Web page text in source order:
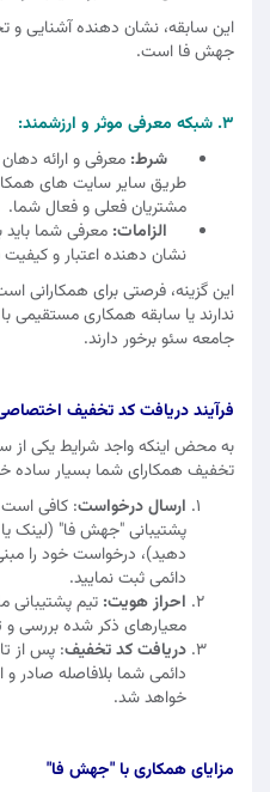
این سابقه، نشان‌ دهنده آشنایی و
جهش فا است.
3. شبکه معرفی موثر و ارزشمند:
شرط:
طریق سایر سایت‌ های
مشتریان فعلی و فعال شما.
الزامات: معرفی شما
نشان‌ دهنده اعتبار و
این گزینه، فرصتی برای
ندارند یا سابقه همکاری مستقیمی با
جامعه سئو برخور دارند.
فرآیند دریافت کد تخفیف
به محض اینکه واجد شرایط یکی از
تخفیف همکارای شما بسیار ساده
ارسال درخواست: کافی
پشتیبانی "جهش فا" (لینک یا
دهید)، درخواست خود را
دائمی ثبت نمایید.
احراز هویت: تیم پشتیبانی
معیارهای ذکر شده بررسی و
دریافت کد تخفیف
دائمی شما بلافاصله صادر و
خواهد شد.
مزایای همکاری با "جهش فا"